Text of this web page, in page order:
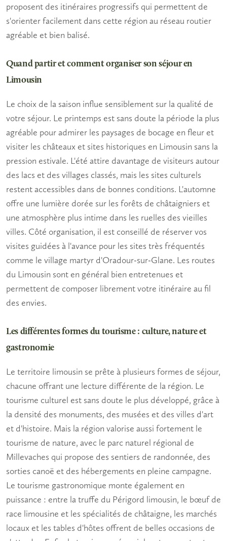
proposent des itinéraires progressifs qui permettent de
s'orienter facilement dans cette région au réseau routier
agréable et bien balisé.
Quand partir et comment organiser son séjour en
Limousin
Le choix de la saison influe sensiblement sur la qualité de
votre séjour. Le printemps est sans doute la période la plus
agréable pour admirer les paysages de bocage en fleur et
visiter les châteaux et sites historiques en Limousin sans la
pression estivale. L'été attire davantage de visiteurs autour
des lacs et des villages classés, mais les sites culturels
restent accessibles dans de bonnes conditions. L'automne
offre une lumière dorée sur les forêts de châtaigniers et
une atmosphère plus intime dans les ruelles des vieilles
villes. Côté organisation, il est conseillé de réserver vos
visites guidées à l'avance pour les sites très fréquentés
comme le village martyr d'Oradour-sur-Glane. Les routes
du Limousin sont en général bien entretenues et
permettent de composer librement votre itinéraire au fil
des envies.
Les différentes formes du tourisme : culture, nature et
gastronomie
Le territoire limousin se prête à plusieurs formes de séjour,
chacune offrant une lecture différente de la région. Le
tourisme culturel est sans doute le plus développé, grâce à
la densité des monuments, des musées et des villes d'art
et d'histoire. Mais la région valorise aussi fortement le
tourisme de nature, avec le parc naturel régional de
Millevaches qui propose des sentiers de randonnée, des
sorties canoë et des hébergements en pleine campagne.
Le tourisme gastronomique monte également en
puissance : entre la truffe du Périgord limousin, le bœuf de
race limousine et les spécialités de châtaigne, les marchés
locaux et les tables d'hôtes offrent de belles occasions de